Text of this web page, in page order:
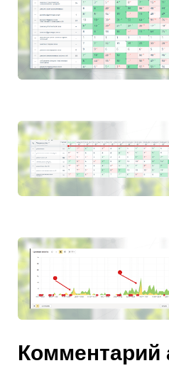
Комментарий